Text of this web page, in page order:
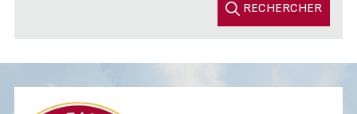
RECHERCHER